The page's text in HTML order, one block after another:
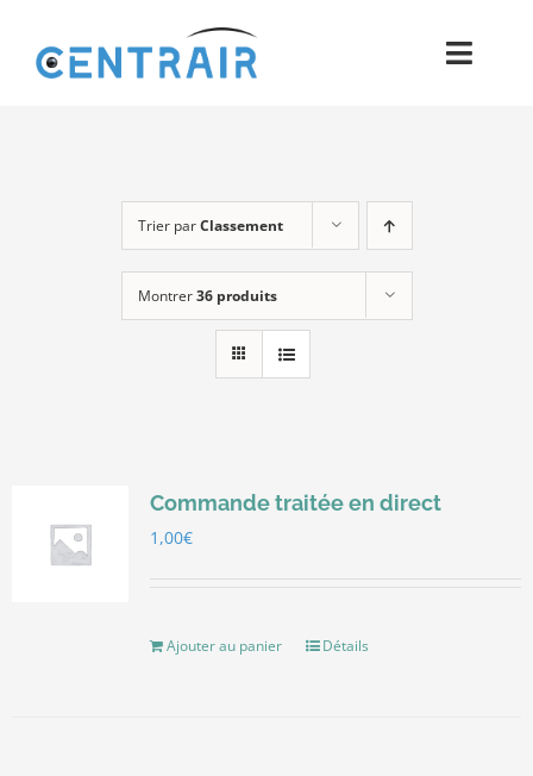
contenu
Moyens
Pièces
Process
Trier parClassement
Montrer36 produits
Commande traitée en direct
1,00€
Ajouter au panier Détails